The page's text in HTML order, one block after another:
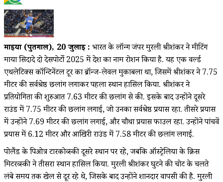
माइया (पुर्तगाल), 20 जुलाई : भारत के लॉन्ग जंपर मुरली श्रीशंकर ने मीटिंग
माया सिदादे दो देसपोर्टो 2025 में देश का नाम रोशन किया है. यह एक वर्ल्ड
एथलेटिक्स कॉन्टिनेंटल टूर का ब्रॉन्ज-लेवल मुकाबला था, जिसमें श्रीशंकर ने 7.75
मीटर की सर्वश्रेष्ठ छलांग लगाकर पहला स्थान हासिल किया. श्रीशंकर ने
प्रतियोगिता की शुरुआत 7.63 मीटर की छलांग से की. इसके बाद उन्होंने दूसरे
राउंड में 7.75 मीटर की छलांग लगाई, जो उनका सर्वश्रेष्ठ प्रयास रहा. तीसरे प्रयास
में उन्होंने 7.69 मीटर की छलांग लगाई, और चौथा प्रयास फाउल रहा. उन्होंने पांचवें
प्रयास में 6.12 मीटर और आखिरी राउंड में 7.58 मीटर की छलांग लगाई.
पोलैंड के पिओत्र टारकोव्स्की दूसरे स्थान पर रहे, जबकि ऑस्ट्रेलिया के क्रिस
मिटरव्स्की ने तीसरा स्थान हासिल किया. मुरली श्रीशंकर घुटने की चोट के चलते
लंबे समय तक खेल से दूर रहे थे, जिसके बाद उन्होंने शानदार वापसी की है. मुरली